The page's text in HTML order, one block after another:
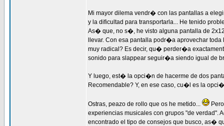
Mi mayor dilema vendr� con las pantallas a
y la dificultad para transportarla... He tenido
As� que, no s�, he visto alguna pantalla de
llevar. Con esa pantalla podr�a aprovechar
muy radical? Es decir, qu� perder�a
sonido para slappear seguir�a siendo igual de
Y luego, est� la opci�n de hacerme de dos
Recomendable? Y, en ese caso, cu�l es la
Ostras, peazo de rollo que os he metido...
experiencias musicales con grupos "de verdad".
encontrado el tipo de consejos que busco, as�